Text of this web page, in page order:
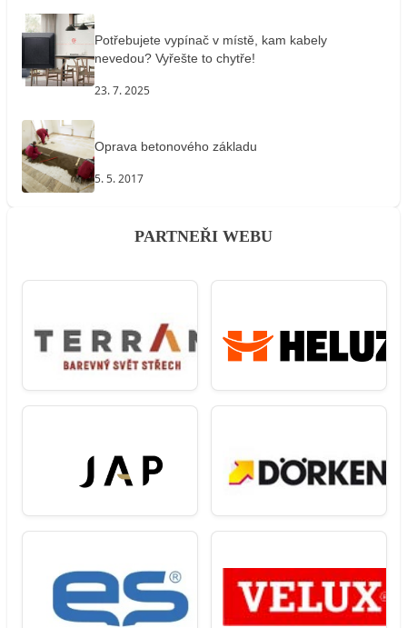
Potřebujete vypínač v místě, kam kabely
nevedou? Vyřešte to chytře!
23. 7. 2025
Oprava betonového základu
5. 5. 2017
PARTNEŘI WEBU